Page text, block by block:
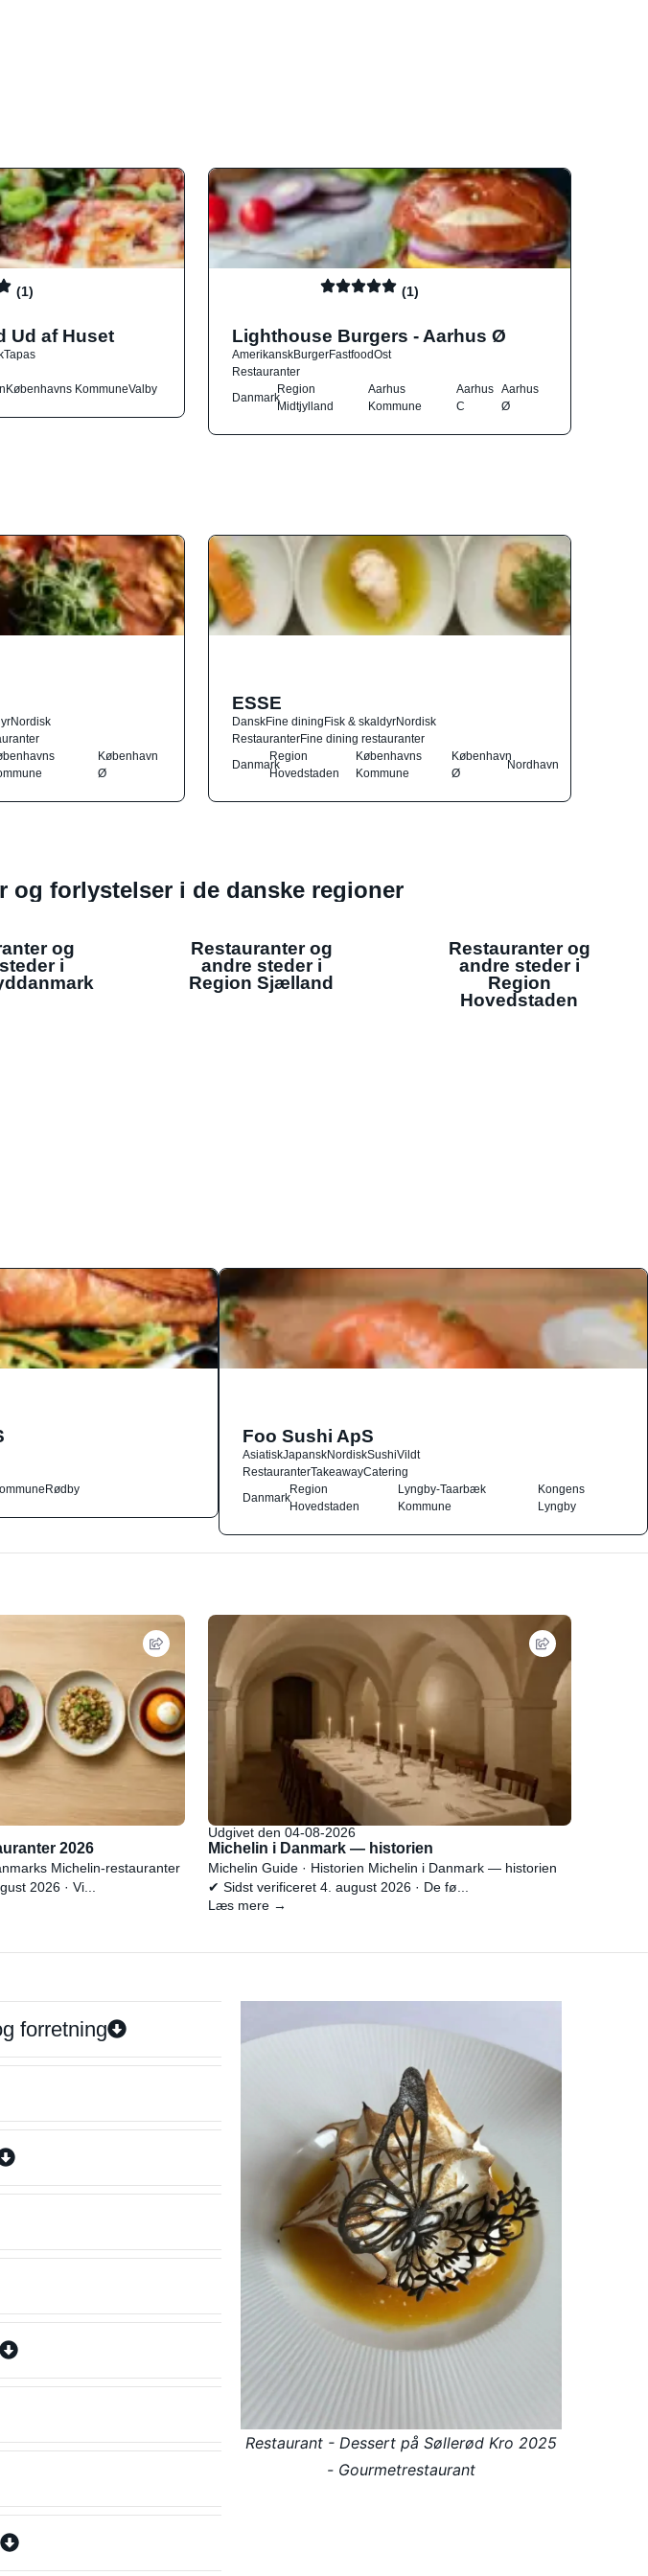
(1)
Ud af Huset
Tapas
Københavns KommuneValby
(1)
Lighthouse Burgers - Aarhus Ø
AmerikanskBurgerFastfoodOst
Restauranter
Danmark
Region
Midtjylland
Aarhus
Kommune
Aarhus
C
Aarhus
Ø
Nordisk
København
Ø
ESSE
DanskFine diningFisk & skaldyrNordisk
RestauranterFine dining restauranter
Danmark
Region
Hovedstaden
Københavns
Kommune
København
Ø
Nordhavn
og forlystelser i de danske regioner
og
i
Restauranter og
andre steder i
Region Sjælland
Restauranter og
andre steder i
Region
Hovedstaden
Rødby
Foo Sushi ApS
AsiatiskJapanskNordiskSushiVildt
RestauranterTakeawayCatering
Danmark
Region
Hovedstaden
Lyngby-Taarbæk
Kommune
Kongens
Lyngby
2026
Michelin-restauranter
2026 · Vi...
Udgivet den 04-08-2026
Michelin i Danmark — historien
Michelin Guide · Historien Michelin i Danmark — historien
✔ Sidst verificeret 4. august 2026 · De fø...
Læs mere →
forretning
Restaurant - Dessert på Søllerød Kro 2025
- Gourmetrestaurant